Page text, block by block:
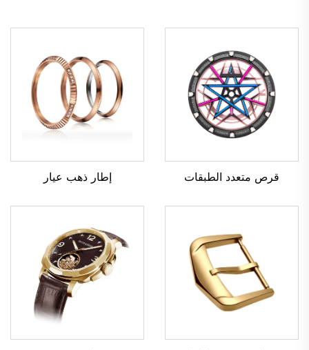
قرص متعدد الطبقات إطار ذهب عيار